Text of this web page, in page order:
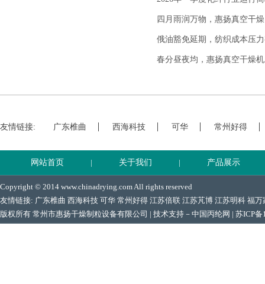
四月雨润万物，惠扬真空干
俄油豁免延期，纺织成本压
春分昼夜均，惠扬真空干燥
友情链接: 广东椎曲 西海科技 可华 常州好得
网站首页 | 关于我们 | 产品展示
Copyright © 2014 www.chinadrying.com All rights reserved
友情链接: 广东椎曲 西海科技 可华 常州好得 江苏倍联 江苏芃博 江苏明科 福万
版权所有 常州市惠扬干燥制粒设备有限公司 | 技术支持－ 中国丙纶网 | 苏ICP备